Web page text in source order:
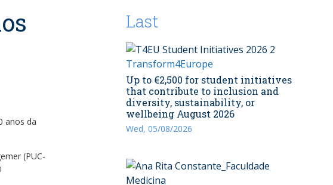
anos da
(PUC-
Last
Transform4Europe
Up to €2,500 for student initiatives
that contribute to inclusion and
diversity, sustainability, or
wellbeing August 2026
Wed, 05/08/2026